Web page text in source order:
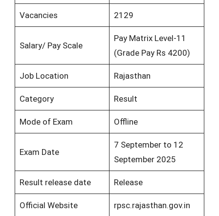
Vacancies 2129
Salary/ Pay Scale
Pay Matrix Level-11
(Grade Pay Rs 4200)
Job Location Rajasthan
Category Result
Mode of Exam Offline
Exam Date
7 September to 12
September 2025
Result release date Release
Official Website rpsc.rajasthan.gov.in